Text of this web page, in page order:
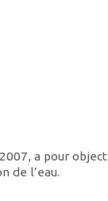
a pour
de l’eau.